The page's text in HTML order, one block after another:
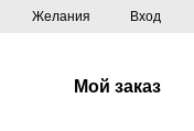
Желания Вход
Мой заказ